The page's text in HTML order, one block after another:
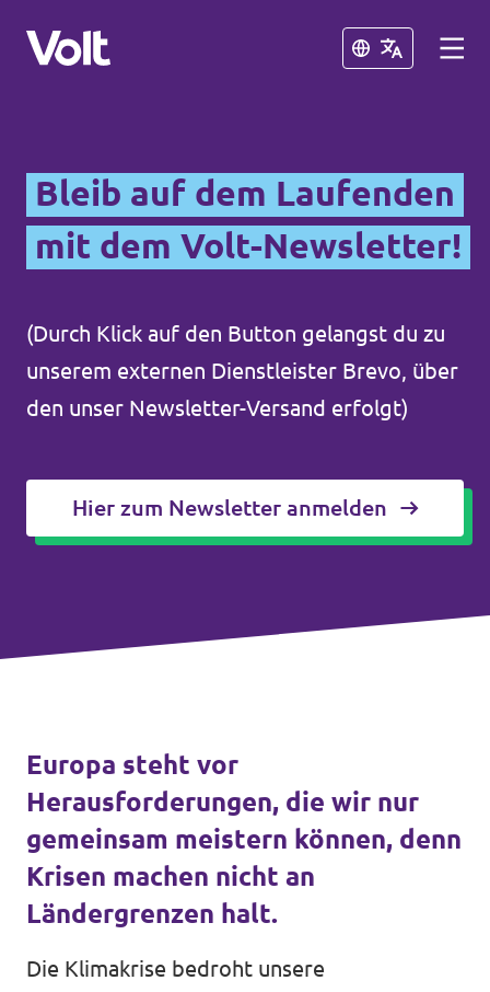
Schließen
Volt Leipzig
Volt Dresden
Volt Chemnitz
Volt in Deutschland
Volt in deinem Bundesland
Schließen
Programm
Über Volt
Menschen
Unsere Events
Presse
Volt vor Ort
Deine Spende für Volt!
Jobs bei Volt
Bleib auf dem Laufenden
mit dem Volt-Newsletter!
(Durch Klick auf den Button gelangst du zu
unserem externen Dienstleister Brevo, über
den unser Newsletter-Versand erfolgt)
Hier zum Newsletter anmelden
Europa steht vor
Herausforderungen, die wir nur
gemeinsam meistern können, denn
Krisen machen nicht an
Ländergrenzen halt.
Die Klimakrise bedroht unsere